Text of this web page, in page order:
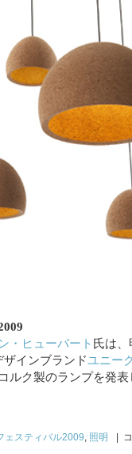
・ヒューバート 氏は
インブランドユニー
ルク製のランプを発表
ェスティバル2009, 照明 |